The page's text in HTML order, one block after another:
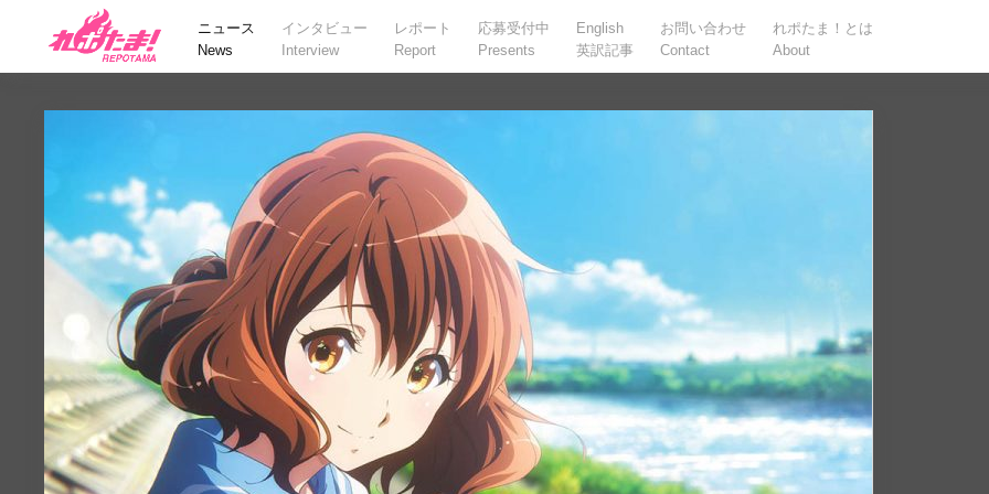
ニュース
News
インタビュー
Interview
レポート
Report
応募受付中
Presents
English
英訳記事
お問い合わせ
Contact
れポたま！とは
About